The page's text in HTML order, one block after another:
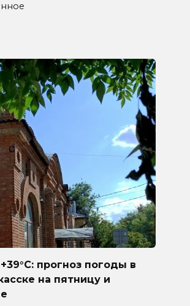
прогноз погоды в
на пятницу и